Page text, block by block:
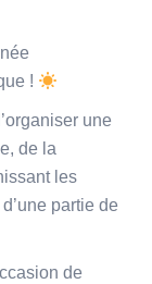
!
une
de la
les
partie de
de